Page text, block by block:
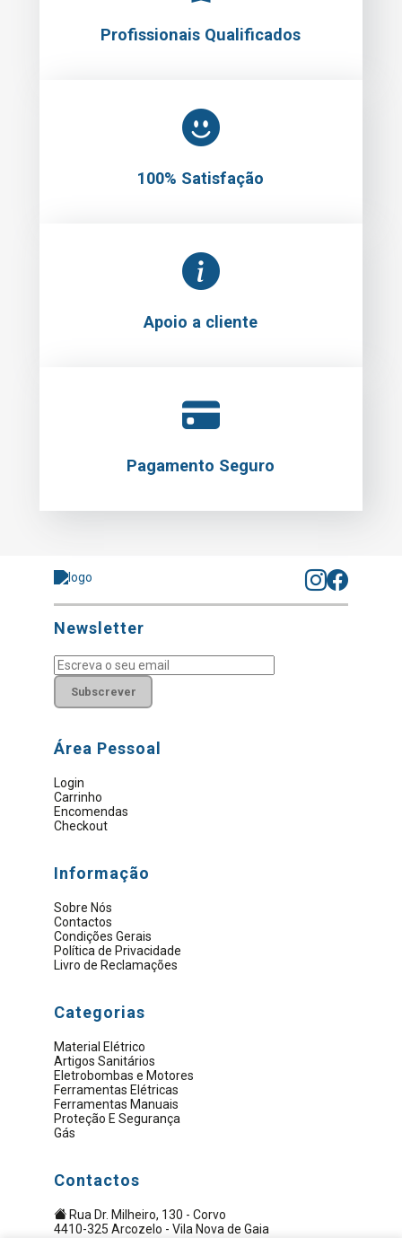
Profissionais Qualificados
100% Satisfação
Apoio a cliente
Pagamento Seguro
Newsletter
Subscrever
Área Pessoal
Login
Carrinho
Encomendas
Checkout
Informação
Sobre Nós
Contactos
Condições Gerais
Política de Privacidade
Livro de Reclamações
Categorias
Material Elétrico
Artigos Sanitários
Eletrobombas e Motores
Ferramentas Elétricas
Ferramentas Manuais
Proteção E Segurança
Gás
Contactos
Rua Dr. Milheiro, 130 - Corvo
4410-325 Arcozelo - Vila Nova de Gaia